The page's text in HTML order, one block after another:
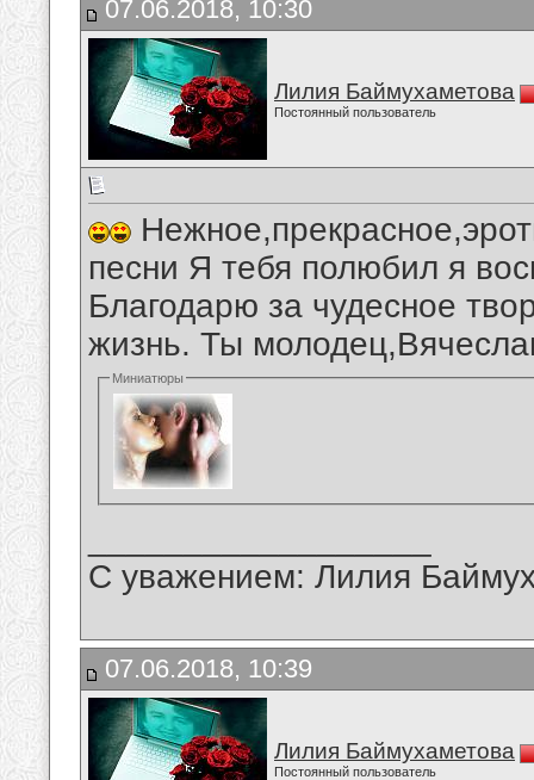
07.06.2018, 10:30
Лилия Баймухаметова
Постоянный пользователь
песни Я тебя полюбил я
Благодарю за чудесное
жизнь. Ты
Миниатюры
С уважением: Лилия
07.06.2018, 10:39
Лилия Баймухаметова
Постоянный пользователь